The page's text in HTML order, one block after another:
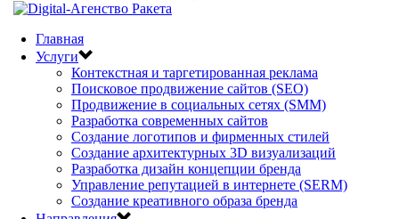
Главная
Услуги
Контекстная и таргетированная реклама
Поисковое продвижение сайтов (SEO)
Продвижение в социальных сетях (SMM)
Разработка современных сайтов
Создание логотипов и фирменных стилей
Создание архитектурных 3D визуализаций
Разработка дизайн концепции бренда
Управление репутацией в интернете (SERM)
Создание креативного образа бренда